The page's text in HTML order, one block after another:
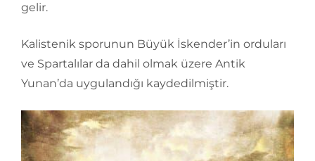
gelir.
Kalistenik sporunun Büyük İskender’in orduları
ve Spartalılar da dahil olmak üzere Antik
Yunan’da uygulandığı kaydedilmiştir.